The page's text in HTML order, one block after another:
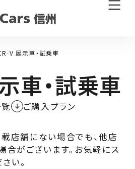
V 展示車・試乗車
車・試乗車
ご購入プラン
店舗にない場合でも、他店
合がございます。お気軽にス
い。